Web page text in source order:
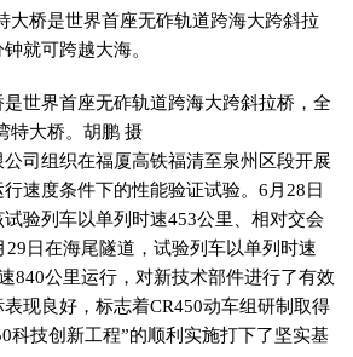
大桥是世界首座无砟轨道跨海大跨斜拉
就可跨越大海。
世界首座无砟轨道跨海大跨斜拉桥，全
特大桥。胡鹏 摄
司组织在福厦高铁福清至泉州区段开展
速度条件下的性能验证试验。6月28日
验列车以单列时速453公里、相对交会
29日在海尾隧道，试验列车以单列时速
840公里运行，对新技术部件进行了有效
现良好，标志着CR450动车组研制取得
科技创新工程”的顺利实施打下了坚实基